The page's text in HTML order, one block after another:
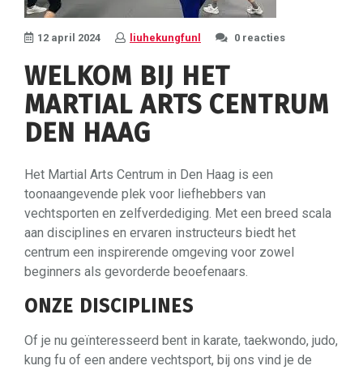
12 april 2024 liuhekungfunl 0 reacties
WELKOM BIJ HET
MARTIAL ARTS CENTRUM
DEN HAAG
Het Martial Arts Centrum in Den Haag is een
toonaangevende plek voor liefhebbers van
vechtsporten en zelfverdediging. Met een breed scala
aan disciplines en ervaren instructeurs biedt het
centrum een inspirerende omgeving voor zowel
beginners als gevorderde beoefenaars.
ONZE DISCIPLINES
Of je nu geïnteresseerd bent in karate, taekwondo, judo,
kung fu of een andere vechtsport, bij ons vind je de